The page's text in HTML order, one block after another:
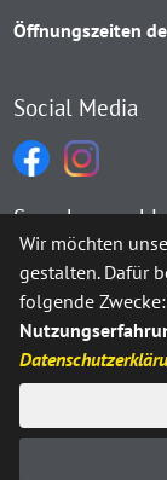
Öffnungszeiten
Social Media
Sprachauswahl
Möchten Sie
Wir möchten
gestalten. Dafür
folgende